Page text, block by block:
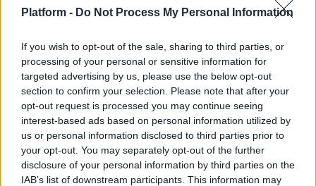
Platform - Do Not Process My Personal Information
If you wish to opt-out of the sale, sharing to third parties, or
processing of your personal or sensitive information for
targeted advertising by us, please use the below opt-out
section to confirm your selection. Please note that after your
opt-out request is processed you may continue seeing
interest-based ads based on personal information utilized by
us or personal information disclosed to third parties prior to
your opt-out. You may separately opt-out of the further
disclosure of your personal information by third parties on the
IAB’s list of downstream participants. This information may
πλούσια παράδοση στα αστυνομικά
δράματα, στο φανταστικό και στον...
Μάνος Νομικός